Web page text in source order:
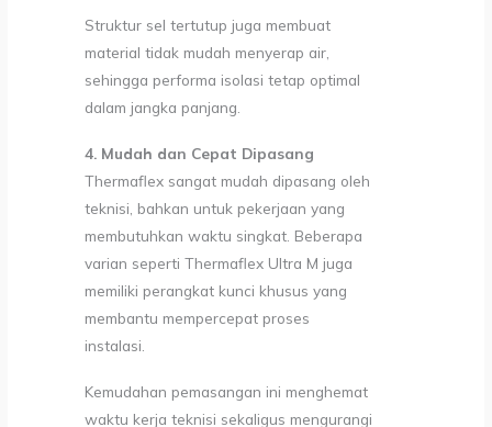
Struktur sel tertutup juga membuat
material tidak mudah menyerap air,
sehingga performa isolasi tetap optimal
dalam jangka panjang.
4. Mudah dan Cepat Dipasang
Thermaflex sangat mudah dipasang oleh
teknisi, bahkan untuk pekerjaan yang
membutuhkan waktu singkat. Beberapa
varian seperti Thermaflex Ultra M juga
memiliki perangkat kunci khusus yang
membantu mempercepat proses
instalasi.
Kemudahan pemasangan ini menghemat
waktu kerja teknisi sekaligus mengurangi